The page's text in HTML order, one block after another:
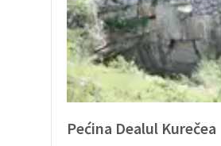
Pećina Dealul Kurečea